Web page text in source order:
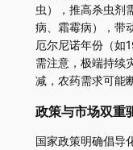
虫），推高杀虫剂
病、霜霉病），带
厄尔尼诺年份（如
需注意，极端持续
减，农药需求可能
政策与市场双重
国家政策明确倡导